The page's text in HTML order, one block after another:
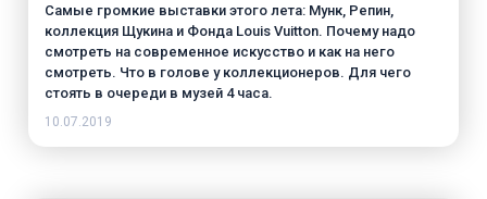
Самые громкие выставки этого лета: Мунк, Репин,
коллекция Щукина и Фонда Louis Vuitton. Почему надо
смотреть на современное искусство и как на него
смотреть. Что в голове у коллекционеров. Для чего
стоять в очереди в музей 4 часа.
10.07.2019